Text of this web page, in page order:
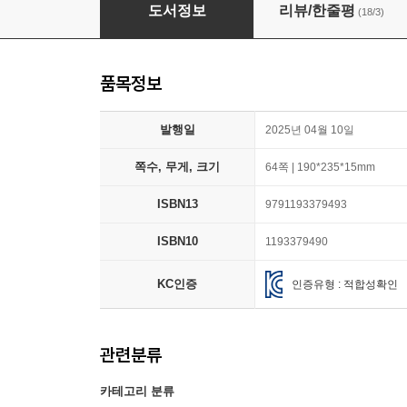
도서정보 리뷰/한줄평 (18/3)
품목정보
발행일 2025년 04월 10일
쪽수, 무게, 크기 64쪽 | 190*235*15mm
ISBN13 9791193379493
ISBN10 1193379490
KC인증 인증유형 : 적합성확인
관련분류
카테고리 분류